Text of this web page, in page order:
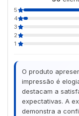
5
4
3
2
1
O produto
impressão é
destacam a
expectativas. A
demonstra a